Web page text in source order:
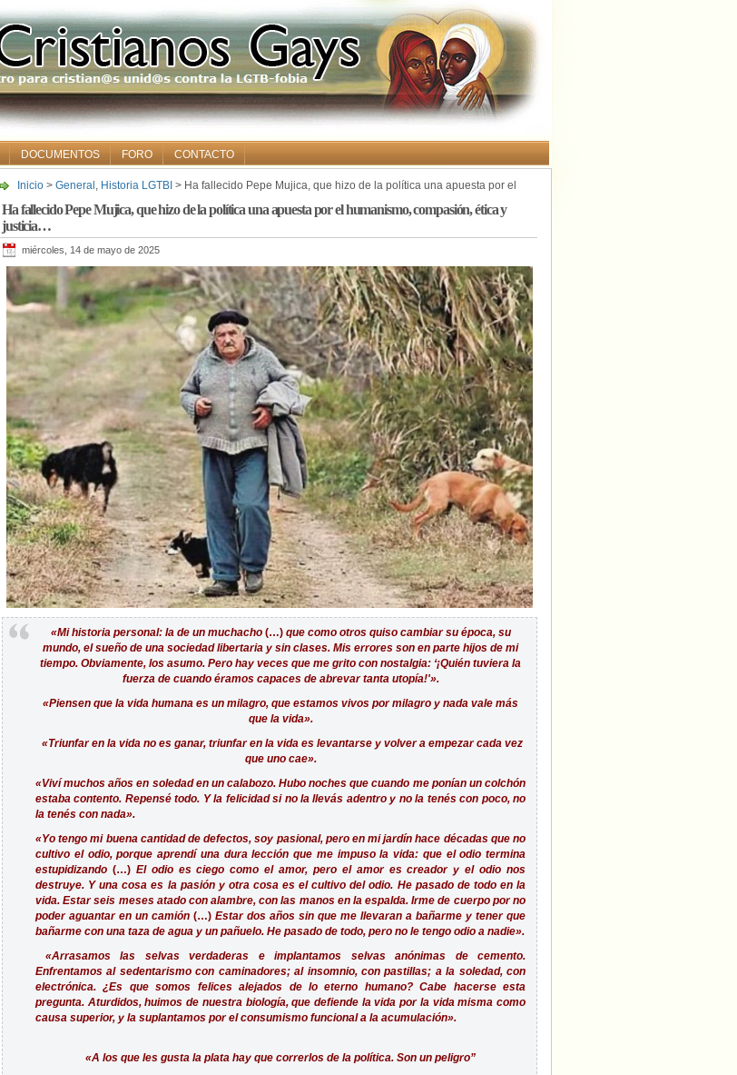
DOCUMENTOS FORO CONTACTO
Inicio > General , Historia LGTBI > Ha fallecido Pepe Mujica, que hizo de la política una apuesta por el
Ha fallecido Pepe Mujica, que hizo de la política una apuesta por el humanismo, compasión, ética y
justicia…
miércoles, 14 de mayo de 2025
«Mi historia personal: la de un muchacho (…)que como otros quiso cambiar su época, su
mundo, el sueño de una sociedad libertaria y sin clases. Mis errores son en parte hijos de mi
tiempo. Obviamente, los asumo. Pero hay veces que me grito con nostalgia: ‘¡Quién tuviera la
fuerza de cuando éramos capaces de abrevar tanta utopía!'».
«Piensen que la vida humana es un milagro, que estamos vivos por milagro y nada vale más
que la vida».
«Triunfar en la vida no es ganar, triunfar en la vida es levantarse y volver a empezar cada vez
que uno cae».
«Viví muchos años en soledad en un calabozo. Hubo noches que cuando me ponían un colchón
estaba contento. Repensé todo. Y la felicidad si no la llevás adentro y no la tenés con poco, no
la tenés con nada».
«Yo tengo mi buena cantidad de defectos, soy pasional, pero en mi jardín hace décadas que no
cultivo el odio, porque aprendí una dura lección que me impuso la vida: que el odio termina
estupidizando (…)El odio es ciego como el amor, pero el amor es creador y el odio nos
destruye. Y una cosa es la pasión y otra cosa es el cultivo del odio. He pasado de todo en la
vida. Estar seis meses atado con alambre, con las manos en la espalda. Irme de cuerpo por no
poder aguantar en un camión (…) Estar dos años sin que me llevaran a bañarme y tener que
bañarme con una taza de agua y un pañuelo. He pasado de todo, pero no le tengo odio a nadie».
«Arrasamos las selvas verdaderas e implantamos selvas anónimas de cemento.
Enfrentamos al sedentarismo con caminadores; al insomnio, con pastillas; a la soledad, con
electrónica. ¿Es que somos felices alejados de lo eterno humano? Cabe hacerse esta
pregunta. Aturdidos, huimos de nuestra biología, que defiende la vida por la vida misma como
causa superior, y la suplantamos por el consumismo funcional a la acumulación».
«A los que les gusta la plata hay que correrlos de la política. Son un peligro”